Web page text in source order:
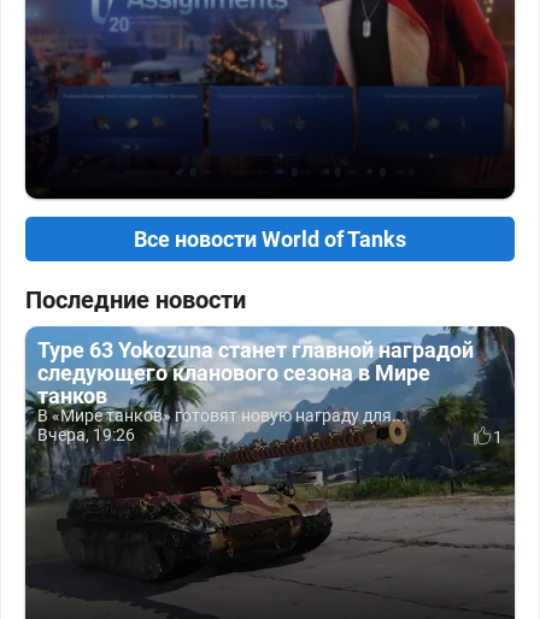
Все новости World of Tanks
Последние новости
Type 63 Yokozuna станет главной наградой
следующего кланового сезона в Мире
танков
В «Мире танков» готовят новую награду для...
Вчера, 19:26
1